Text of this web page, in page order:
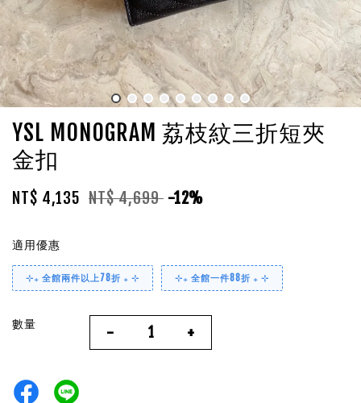
YSL MONOGRAM 荔枝紋三折短夾
金扣
NT$ 4,135 NT$ 4,699 -12%
適用優惠
⊹₊ 全館兩件以上78折 ₊ ⊹ ⊹₊ 全館一件88折 ₊ ⊹
數量 - +